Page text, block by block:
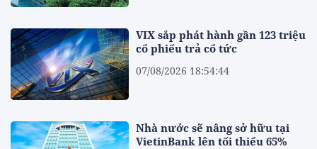
VIX sắp phát hành gần 123 triệu
cổ phiếu trả cổ tức
07/08/2026 18:54:44
Nhà nước sẽ nâng sở hữu tại
VietinBank lên tối thiểu 65%